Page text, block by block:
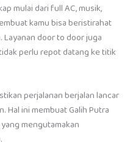
mulai dari full AC, musik,
kamu bisa beristirahat
Layanan door to door juga
perlu repot datang ke titik
perjalanan berjalan lancar
Hal ini membuat Galih Putra
mengutamakan